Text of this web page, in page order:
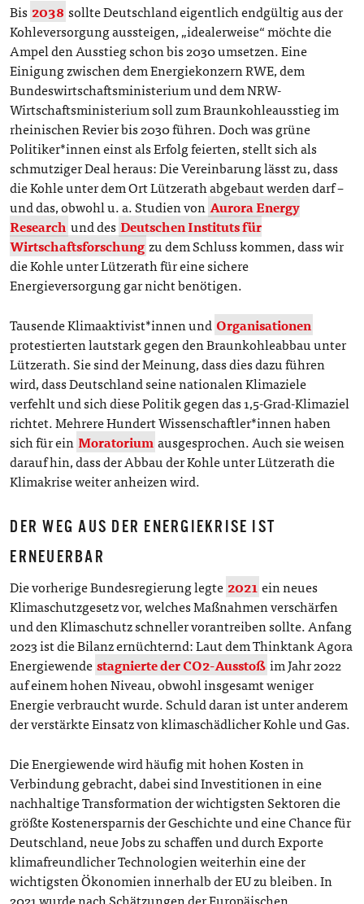
Bis 2038 sollte Deutschland eigentlich endgültig aus der
Kohleversorgung aussteigen, „idealerweise“ möchte die
Ampel den Ausstieg schon bis 2030 umsetzen. Eine
Einigung zwischen dem Energiekonzern RWE, dem
Bundeswirtschaftsministerium und dem NRW-
Wirtschaftsministerium soll zum Braunkohleausstieg im
rheinischen Revier bis 2030 führen. Doch was grüne
Politiker*innen einst als Erfolg feierten, stellt sich als
schmutziger Deal heraus: Die Vereinbarung lässt zu, dass
die Kohle unter dem Ort Lützerath abgebaut werden darf –
und das, obwohl u. a. Studien von Aurora Energy
Research und des Deutschen Instituts für
Wirtschaftsforschungzu dem Schluss kommen, dass wir
die Kohle unter Lützerath für eine sichere
Energieversorgung gar nicht benötigen.
Tausende Klimaaktivist*innen und Organisationen
protestierten lautstark gegen den Braunkohleabbau unter
Lützerath. Sie sind der Meinung, dass dies dazu führen
wird, dass Deutschland seine nationalen Klimaziele
verfehlt und sich diese Politik gegen das 1,5-Grad-Klimaziel
richtet. Mehrere Hundert Wissenschaftler*innen haben
sich für ein Moratoriumausgesprochen. Auch sie weisen
darauf hin, dass der Abbau der Kohle unter Lützerath die
Klimakrise weiter anheizen wird.
DER WEG AUS DER ENERGIEKRISE IST
ERNEUERBAR
Die vorherige Bundesregierung legte 2021ein neues
Klimaschutzgesetz vor, welches Maßnahmen verschärfen
und den Klimaschutz schneller vorantreiben sollte. Anfang
2023 ist die Bilanz ernüchternd: Laut dem Thinktank Agora
Energiewende stagnierte der CO2-Ausstoßim Jahr 2022
auf einem hohen Niveau, obwohl insgesamt weniger
Energie verbraucht wurde. Schuld daran ist unter anderem
der verstärkte Einsatz von klimaschädlicher Kohle und Gas.
Die Energiewende wird häufig mit hohen Kosten in
Verbindung gebracht, dabei sind Investitionen in eine
nachhaltige Transformation der wichtigsten Sektoren die
größte Kostenersparnis der Geschichte und eine Chance für
Deutschland, neue Jobs zu schaffen und durch Exporte
klimafreundlicher Technologien weiterhin eine der
wichtigsten Ökonomien innerhalb der EU zu bleiben. In